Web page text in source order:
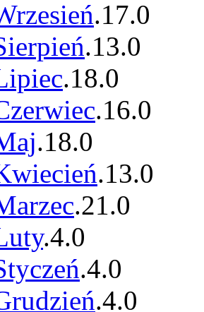
.17.0
.13.0
.18.0
.16.0
.18.0
.13.0
.21.0
.4.0
.4.0
.4.0